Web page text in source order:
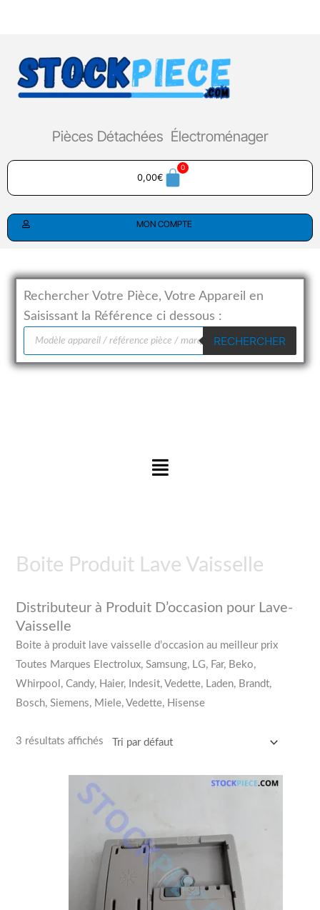
contenu
Pièces Détachées Électroménager
0,00€
MON COMPTE
Rechercher Votre Pièce, Votre Appareil en
Saisissant la Référence ci dessous :
Recherche
produits
RECHERCHER
Menu
Boite Produit Lave Vaisselle
Distributeur à Produit D’occasion pour Lave-
Vaisselle
Boite à produit lave vaisselle d’occasion au meilleur prix
Toutes Marques Electrolux, Samsung, LG, Far, Beko,
Whirpool, Candy, Haier, Indesit, Vedette, Laden, Brandt,
Bosch, Siemens, Miele, Vedette, Hisense
3 résultats affichés